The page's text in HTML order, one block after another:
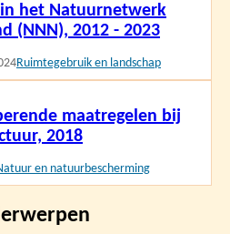
het Natuurnetwerk
(NNN), 2012 - 2023
Ruimtegebruik en landschap
maatregelen bij
2018
en natuurbescherming